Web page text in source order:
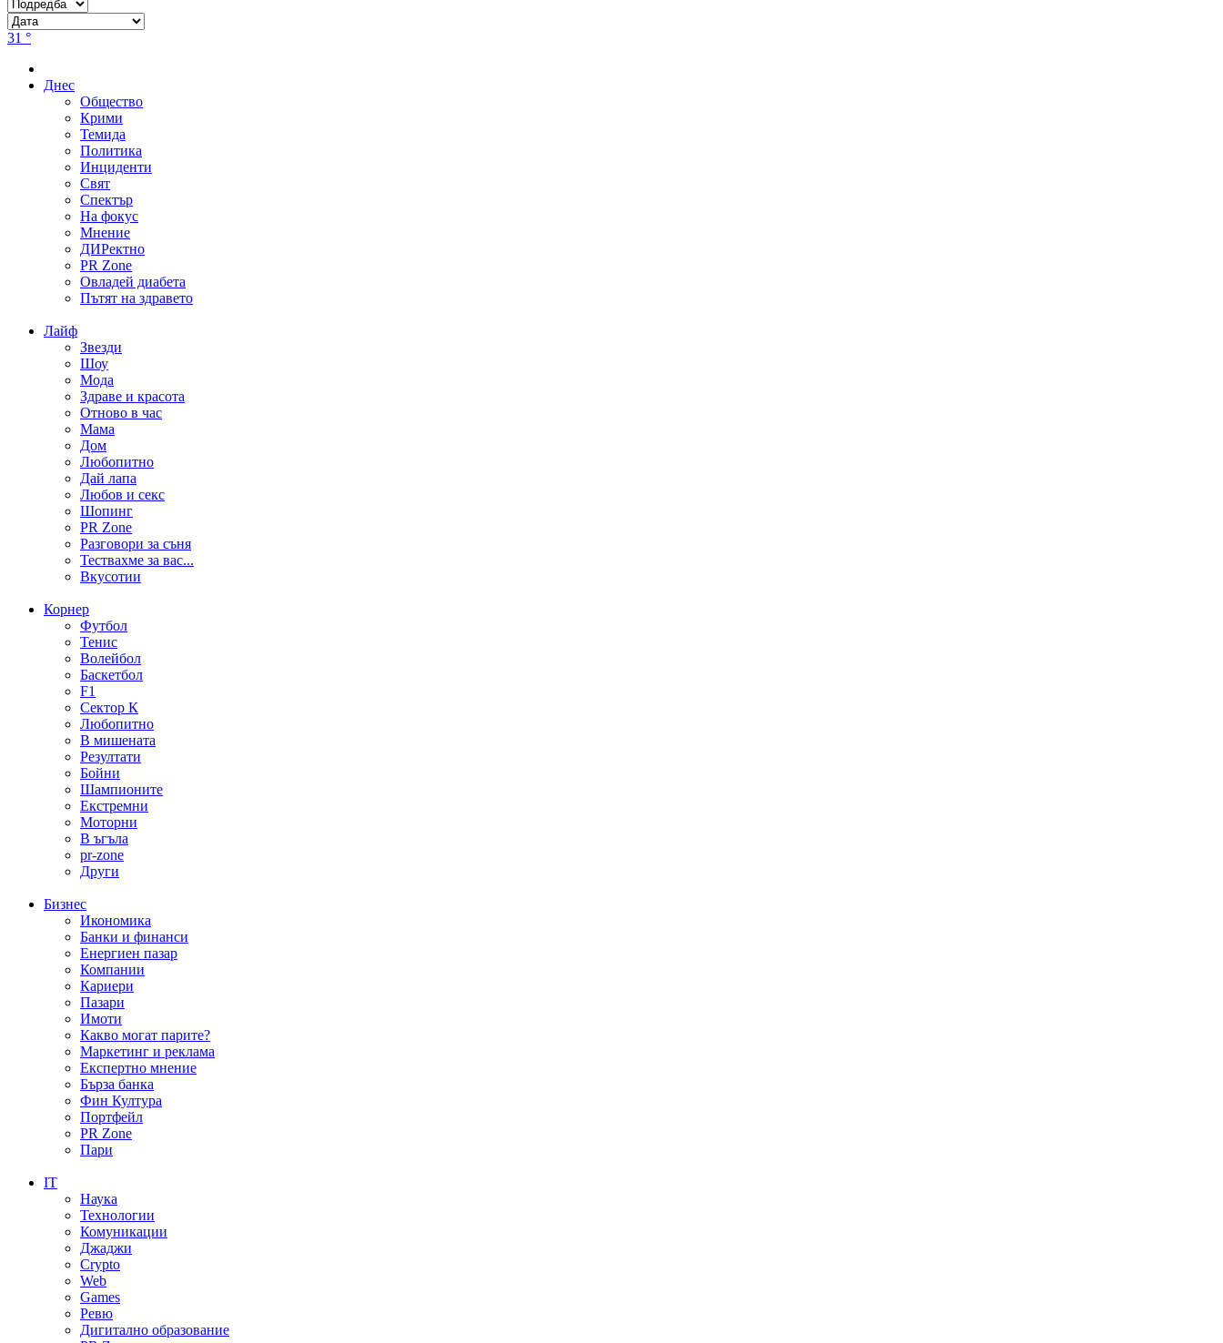
31 °
Днес
Общество
Крими
Темида
Политика
Инциденти
Свят
Спектър
На фокус
Мнение
ДИРектно
PR Zone
Овладей диабета
Пътят на здравето
Лайф
Звезди
Шоу
Мода
Здраве и красота
Отново в час
Мама
Дом
Любопитно
Дай лапа
Любов и секс
Шопинг
PR Zone
Разговори за съня
Тествахме за вас...
Вкусотии
Корнер
Футбол
Тенис
Волейбол
Баскетбол
F1
Сектор К
Любопитно
В мишената
Резултати
Бойни
Шампионите
Екстремни
Моторни
В ъгъла
pr-zone
Други
Бизнес
Икономика
Банки и финанси
Енергиен пазар
Компании
Кариери
Пазари
Имоти
Какво могат парите?
Маркетинг и реклама
Експертно мнение
Бърза банка
Фин Култура
Портфейл
PR Zone
Пари
IT
Наука
Технологии
Комуникации
Джаджи
Crypto
Web
Games
Ревю
Дигитално образование